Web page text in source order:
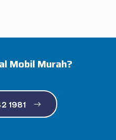
Mobil Murah?
1981